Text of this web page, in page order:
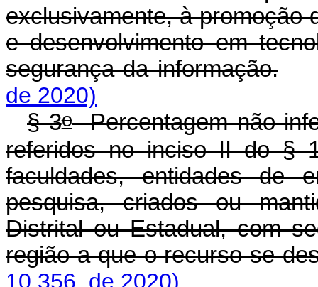
exclusivamente, à promoção
e desenvolvimento em
segurança da informação.
de 2020)
§ 3oPercentagem não
referidos no inciso II do §
faculdades, entidades de
pesquisa, criados ou
Distrital ou Estadual, com
região a que o recurso se
10.356, de 2020)